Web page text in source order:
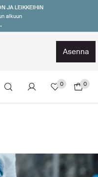
JA LEIKKEIHIN
alkuun
asenna
0 0